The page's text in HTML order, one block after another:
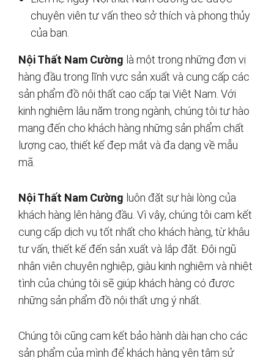
chuyên viên tư vấn theo sở thích và phong thủy
của bạn.
Nội Thất Nam Cường là một trong những đơn vị
hàng đầu trong lĩnh vực sản xuất và cung cấp các
sản phẩm đồ nội thất cao cấp tại Việt Nam. Với
kinh nghiệm lâu năm trong ngành, chúng tôi tự hào
mang đến cho khách hàng những sản phẩm chất
lượng cao, thiết kế đẹp mắt và đa dạng về mẫu
mã.
Nội Thất Nam Cường luôn đặt sự hài lòng của
khách hàng lên hàng đầu. Vì vậy, chúng tôi cam kết
cung cấp dịch vụ tốt nhất cho khách hàng, từ khâu
tư vấn, thiết kế đến sản xuất và lắp đặt. Đội ngũ
nhân viên chuyên nghiệp, giàu kinh nghiệm và nhiệt
tình của chúng tôi sẽ giúp khách hàng có được
những sản phẩm đồ nội thất ưng ý nhất.
Chúng tôi cũng cam kết bảo hành dài hạn cho các
sản phẩm của mình để khách hàng yên tâm sử